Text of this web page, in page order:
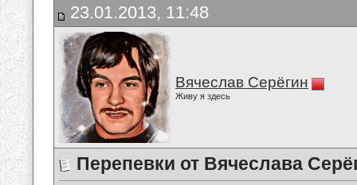
23.01.2013, 11:48
Вячеслав Серёгин
Живу я здесь
Перепевки от Вячеслава